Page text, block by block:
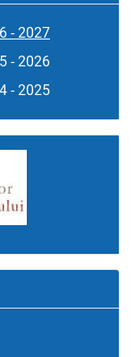
- 2027
- 2026
- 2025